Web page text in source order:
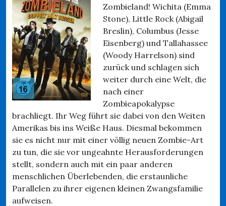
Zombieland! Wichita (Emma
Stone), Little Rock (Abigail
Breslin), Columbus (Jesse
Eisenberg) und Tallahassee
(Woody Harrelson) sind
zurück und schlagen sich
weiter durch eine Welt, die
nach einer
Zombieapokalypse
brachliegt. Ihr Weg führt sie dabei von den Weiten
Amerikas bis ins Weiße Haus. Diesmal bekommen
sie es nicht nur mit einer völlig neuen Zombie-Art
zu tun, die sie vor ungeahnte Herausforderungen
stellt, sondern auch mit ein paar anderen
menschlichen Überlebenden, die erstaunliche
Parallelen zu ihrer eigenen kleinen Zwangsfamilie
aufweisen.